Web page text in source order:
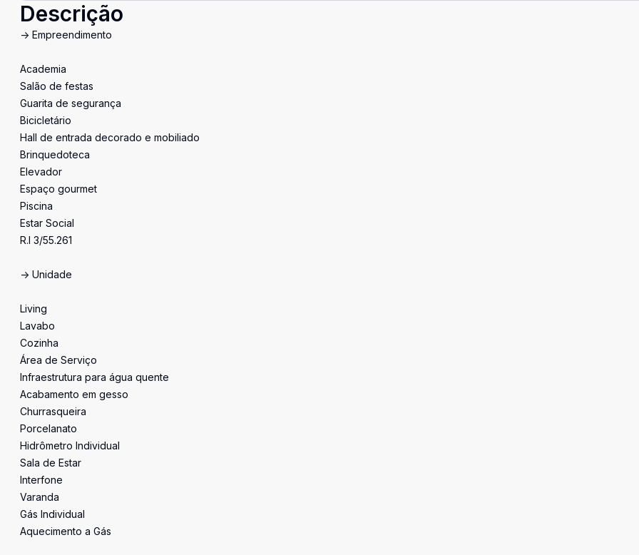
Descrição
-> Empreendimento
Academia
Salão de festas
Guarita de segurança
Bicicletário
Hall de entrada decorado e mobiliado
Brinquedoteca
Elevador
Espaço gourmet
Piscina
Estar Social
R.I 3/55.261
-> Unidade
Living
Lavabo
Cozinha
Área de Serviço
Infraestrutura para água quente
Acabamento em gesso
Churrasqueira
Porcelanato
Hidrômetro Individual
Sala de Estar
Interfone
Varanda
Gás Individual
Aquecimento a Gás